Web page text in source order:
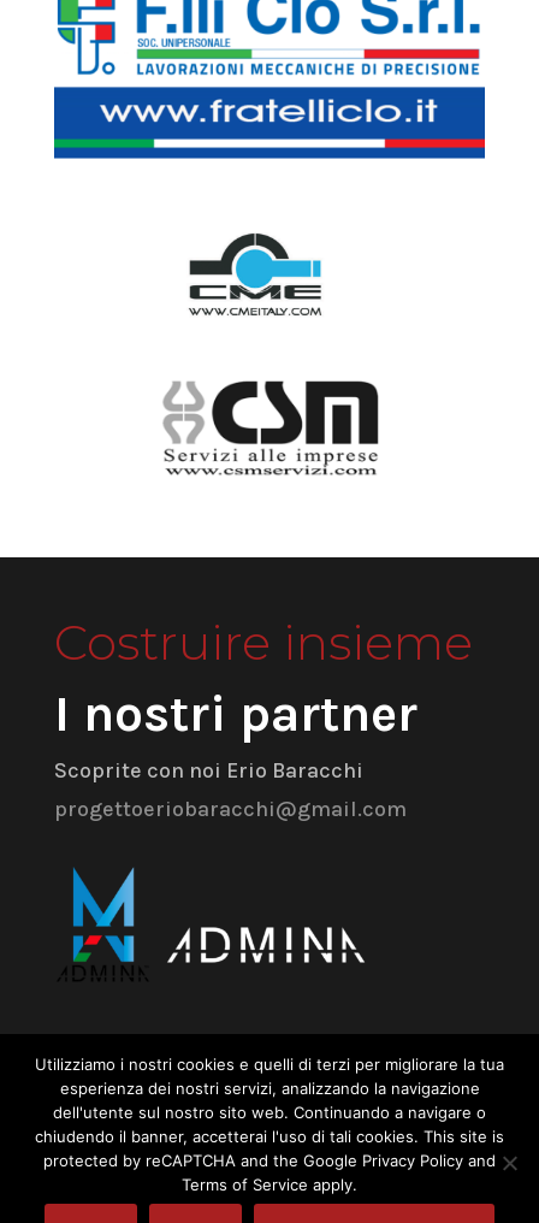
Costruire insieme
I nostri partner
Scoprite con noi Erio Baracchi
progettoeriobaracchi@gmail.com
Admina Srl
Via dell’Industria 18 – 41043 Formigine
(MO)
+39 059 574 504
Utilizziamo i nostri cookies e quelli di terzi per migliorare la tua
esperienza dei nostri servizi, analizzando la navigazione
dell'utente sul nostro sito web. Continuando a navigare o
chiudendo il banner, accetterai l'uso di tali cookies. This site is
protected by reCAPTCHA and the Google Privacy Policy and
Terms of Service apply.